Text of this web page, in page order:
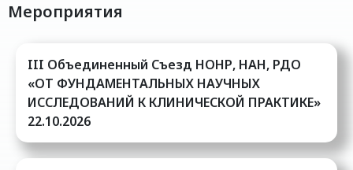
Мероприятия
III Oбъединенный Cъезд НОНР, НАН, РДО
«ОТ ФУНДАМЕНТАЛЬНЫХ НАУЧНЫХ
ИССЛЕДОВАНИЙ К КЛИНИЧЕСКОЙ ПРАКТИКЕ»
22.10.2026